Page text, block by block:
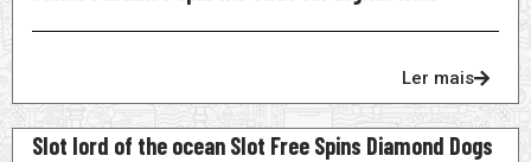
Ler mais
Slot lord of the ocean Slot Free Spins Diamond Dogs